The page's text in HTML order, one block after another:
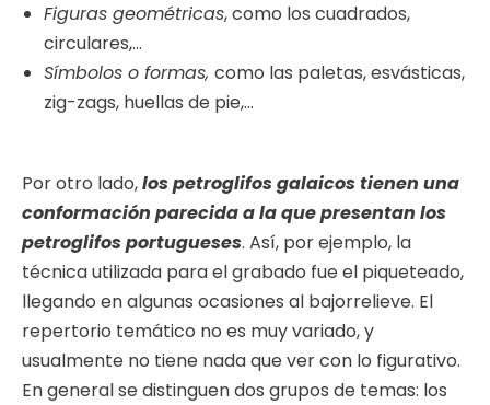
Figuras geométricas, como los cuadrados,
circulares,…
Símbolos o formas, como las paletas, esvásticas,
zig-zags, huellas de pie,…
Por otro lado,los petroglifos galaicos tienen una
conformación parecida a la que presentan los
petroglifos portugueses. Así, por ejemplo, la
técnica utilizada para el grabado fue el piqueteado,
llegando en algunas ocasiones al bajorrelieve. El
repertorio temático no es muy variado, y
usualmente no tiene nada que ver con lo figurativo.
En general se distinguen dos grupos de temas: los